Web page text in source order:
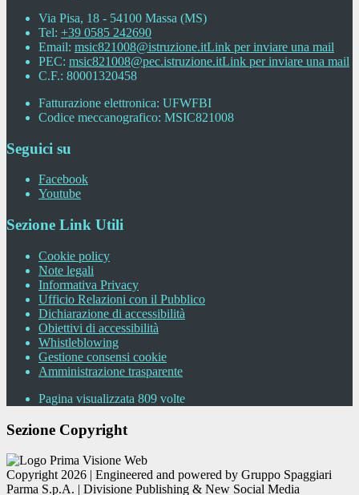
Via Pisa, 18 - 54100 Massa (MS)
Tel: +39 0585 242690
Email: msic821008@istruzione.itLink per inviare una mail
PEC: msic821008@pec.istruzione.itLink per inviare una mail
C.F.: 80001320458
Fatturazione elettronica: UFWFBI
Codice meccanografico: MSIC821008
Seguici su
Facebook
Youtube
Sezione Link Utili
Cookie policy
Note legali
Informativa Privacy
Ufficio Relazioni con il Pubblico
Dichiarazione di accessibilità
Obiettivi di accessibilità
Whistleblowing
Gestione consensi cookie
Amministrazione trasparente
Pagina visualizzata 809 volte
Sezione Copyright
Copyright 2026 | Engineered and powered by Gruppo Spaggiari
Parma S.p.A. | Divisione Publishing & New Social Media